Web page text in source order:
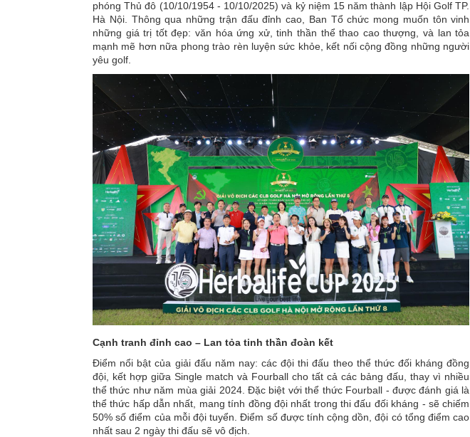
phóng Thủ đô (10/10/1954 - 10/10/2025) và kỷ niệm 15 năm thành lập Hội Golf TP.
Hà Nội. Thông qua những trận đấu đỉnh cao, Ban Tổ chức mong muốn tôn vinh
những giá trị tốt đẹp: văn hóa ứng xử, tinh thần thể thao cao thượng, và lan tỏa
mạnh mẽ hơn nữa phong trào rèn luyện sức khỏe, kết nối cộng đồng những người
yêu golf.
Cạnh tranh đỉnh cao – Lan tỏa tinh thần đoàn kết
Điểm nổi bật của giải đấu năm nay: các đội thi đấu theo thể thức đối kháng đồng
đội, kết hợp giữa Single match và Fourball cho tất cả các bảng đấu, thay vì nhiều
thể thức như năm mùa giải 2024. Đặc biệt với thể thức Fourball - được đánh giá là
thể thức hấp dẫn nhất, mang tính đồng đội nhất trong thi đấu đối kháng - sẽ chiếm
50% số điểm của mỗi đội tuyển. Điểm số được tính cộng dồn, đội có tổng điểm cao
nhất sau 2 ngày thi đấu sẽ vô địch.